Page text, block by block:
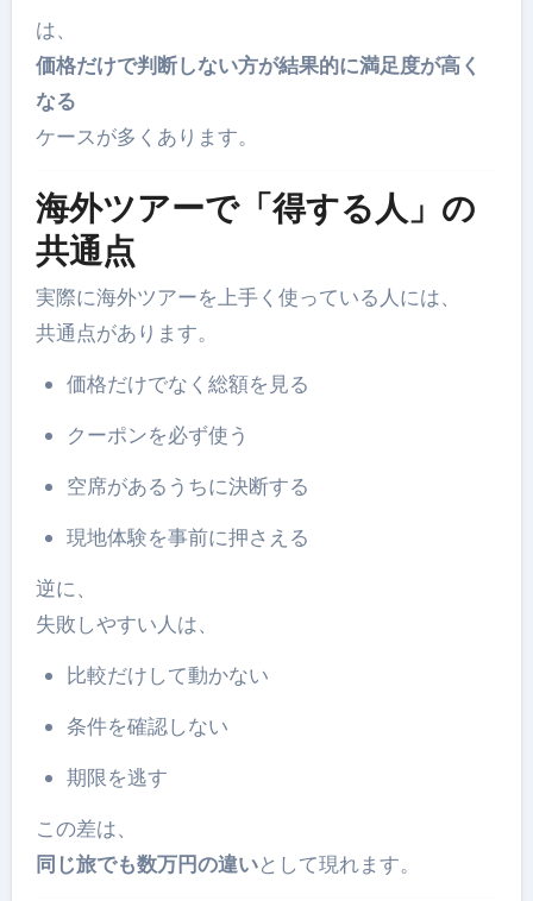
は、
価格だけで判断しない方が結果的に満足度が高く
なる
ケースが多くあります。
海外ツアーで「得する人」の
共通点
実際に海外ツアーを上手く使っている人には、
共通点があります。
価格だけでなく総額を見る
クーポンを必ず使う
空席があるうちに決断する
現地体験を事前に押さえる
逆に、
失敗しやすい人は、
比較だけして動かない
条件を確認しない
期限を逃す
この差は、
同じ旅でも数万円の違いとして現れます。